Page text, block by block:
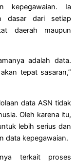
kepegawaian. Ia
dasar dari setiap
daerah maupun
adalah data.
tepat sasaran,”
data ASN tidak
Oleh karena itu,
lebih serius dan
data kepegawaian.
terkait proses